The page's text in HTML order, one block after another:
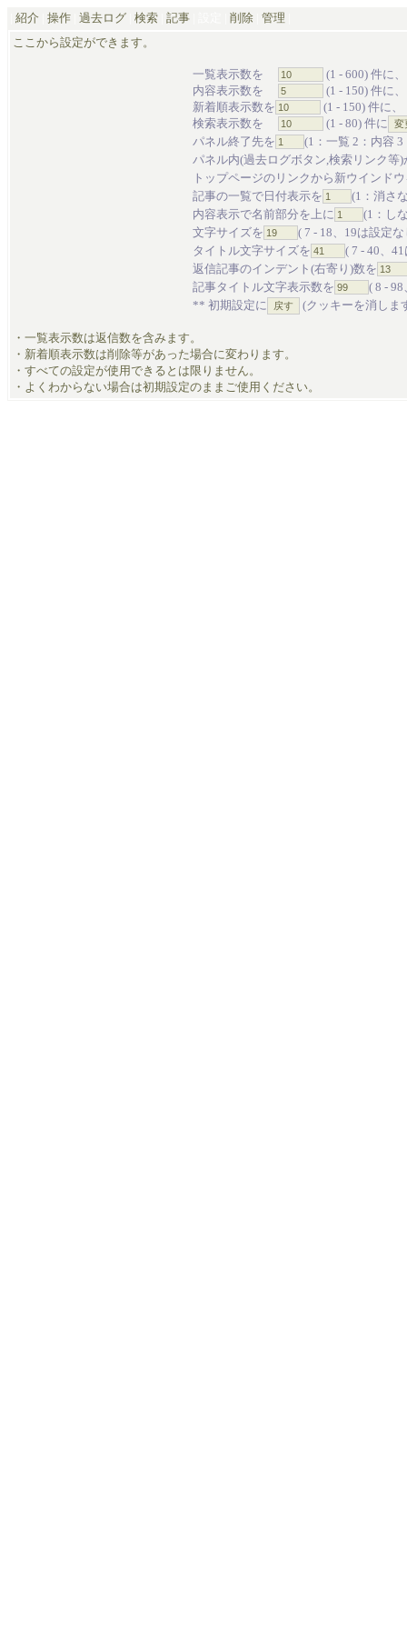
紹介 操作 過去ログ 検索 記事 削除 管理
ここから設定ができます。
一覧表示数を
(1 - 600) 件に、
内容表示数を
(1 - 150) 件に、
新着順表示数を
(1 - 150) 件に、
検索表示数を
(1 - 80) 件に
パネル終了先を
(1：一覧 2：内容
パネル内(過去ログボタン,検索リンク等
トップページのリンクから新ウインド
記事の一覧で日付表示を
(1：消さ
内容表示で名前部分を上に
(1：し
文字サイズを
( 7 - 18、19は設定な
タイトル文字サイズを
( 7 - 40、
返信記事のインデント(右寄り)数を
記事タイトル文字表示数を
( 8 -
** 初期設定に
(クッキーを消しま
・一覧表示数は返信数を含みます。
・新着順表示数は削除等があった場合に変わります。
・すべての設定が使用できるとは限りません。
・よくわからない場合は初期設定のままご使用ください。